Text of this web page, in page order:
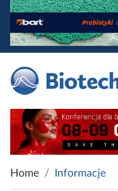
Home Informacje